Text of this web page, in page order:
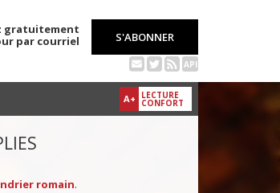
gratuitement
par courriel
S'ABONNER
API
A+ LECTURE
CONFORT
romain.